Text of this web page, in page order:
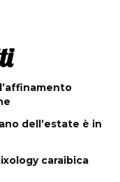
dell’estate è in
caraibica